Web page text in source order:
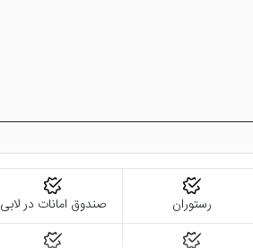
رستوران صندوق امانات در لابی